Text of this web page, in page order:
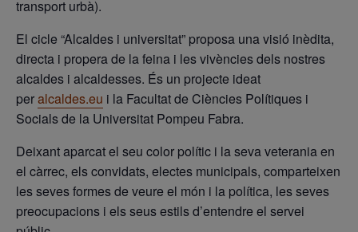
transport urbà).
El cicle “Alcaldes i universitat” proposa una visió inèdita,
directa i propera de la feina i les vivències dels nostres
alcaldes i alcaldesses. És un projecte ideat
peralcaldes.eu i la Facultat de Ciències Polítiques i
Socials de la Universitat Pompeu Fabra.
Deixant aparcat el seu color polític i la seva veterania en
el càrrec, els convidats, electes municipals, comparteixen
les seves formes de veure el món i la política, les seves
preocupacions i els seus estils d’entendre el servei